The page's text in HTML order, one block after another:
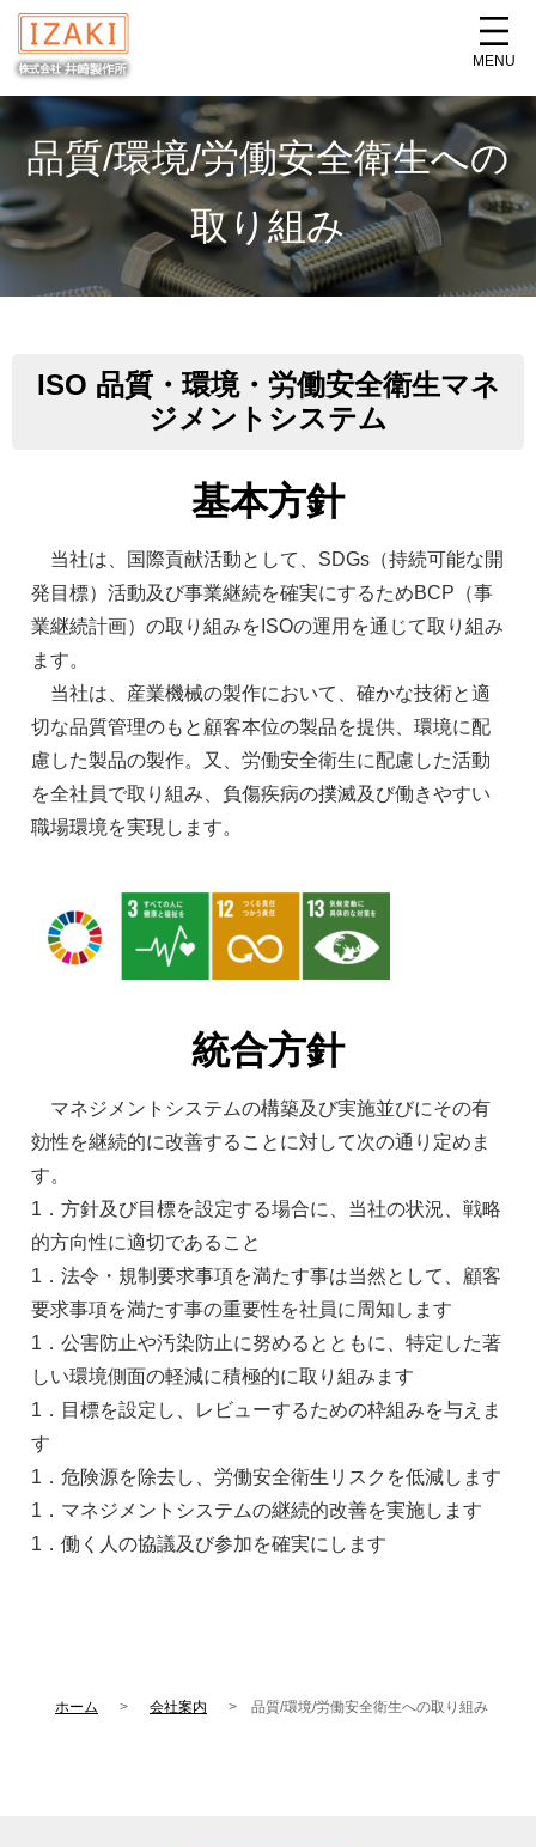
MENU
品質/環境/労働安全衛生への
取り組み
ISO 品質・環境・労働安全衛生マネ
ジメントシステム
基本方針
当社は、国際貢献活動として、SDGs（持続可能な開
発目標）活動及び事業継続を確実にするためBCP（事
業継続計画）の取り組みをISOの運用を通じて取り組み
ます。
当社は、産業機械の製作において、確かな技術と適
切な品質管理のもと顧客本位の製品を提供、環境に配
慮した製品の製作。又、労働安全衛生に配慮した活動
を全社員で取り組み、負傷疾病の撲滅及び働きやすい
職場環境を実現します。
統合方針
マネジメントシステムの構築及び実施並びにその有
効性を継続的に改善することに対して次の通り定めま
す。
1．方針及び目標を設定する場合に、当社の状況、戦略
的方向性に適切であること
1．法令・規制要求事項を満たす事は当然として、顧客
要求事項を満たす事の重要性を社員に周知します
1．公害防止や汚染防止に努めるとともに、特定した著
しい環境側面の軽減に積極的に取り組みます
1．目標を設定し、レビューするための枠組みを与えま
す
1．危険源を除去し、労働安全衛生リスクを低減します
1．マネジメントシステムの継続的改善を実施します
1．働く人の協議及び参加を確実にします
ホーム 会社案内 品質/環境/労働安全衛生への取り組み